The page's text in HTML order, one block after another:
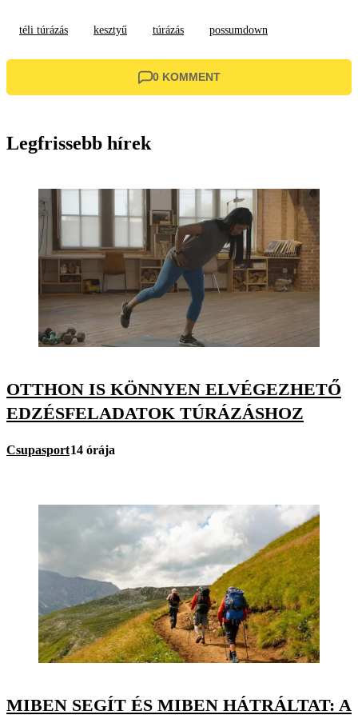
téli túrázás kesztyű túrázás possumdown
0 KOMMENT
Legfrissebb hírek
OTTHON IS KÖNNYEN ELVÉGEZHETŐ
EDZÉSFELADATOK TÚRÁZÁSHOZ
Csupasport14 órája
MIBEN SEGÍT ÉS MIBEN HÁTRÁLTAT: A